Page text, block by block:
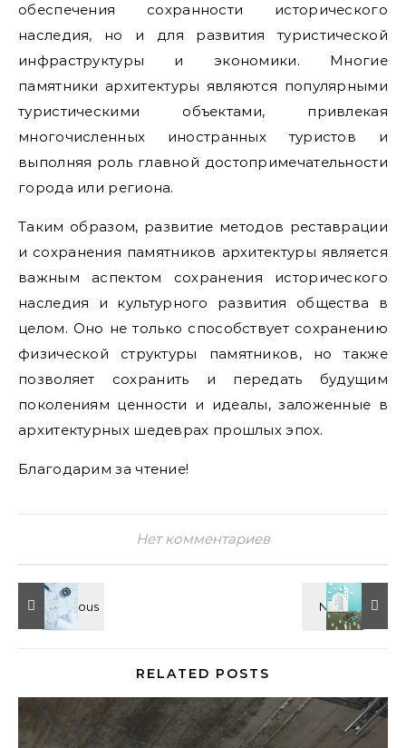
обеспечения сохранности исторического
наследия, но и для развития туристической
инфраструктуры и экономики. Многие
памятники архитектуры являются популярными
туристическими объектами, привлекая
многочисленных иностранных туристов и
выполняя роль главной достопримечательности
города или региона.
Таким образом, развитие методов реставрации
и сохранения памятников архитектуры является
важным аспектом сохранения исторического
наследия и культурного развития общества в
целом. Оно не только способствует сохранению
физической структуры памятников, но также
позволяет сохранить и передать будущим
поколениям ценности и идеалы, заложенные в
архитектурных шедеврах прошлых эпох.
Благодарим за чтение!
Нет комментариев
RELATED POSTS